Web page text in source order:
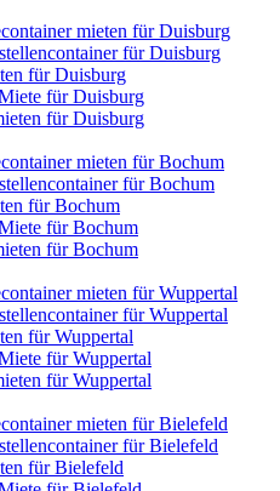
mieten für Duisburg
für Duisburg
für Duisburg
für Duisburg
für Duisburg
mieten für Bochum
für Bochum
für Bochum
für Bochum
für Bochum
mieten für Wuppertal
für Wuppertal
für Wuppertal
für Wuppertal
für Wuppertal
mieten für Bielefeld
für Bielefeld
für Bielefeld